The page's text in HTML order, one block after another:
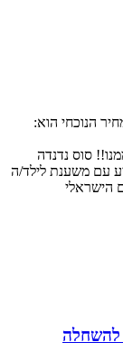
הנוכחי הוא:
סוס נדנדה
עם משענת לילד/ה
הישראלי
להשחלה